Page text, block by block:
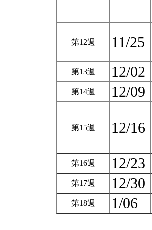
第12週 11/25
第13週 12/02
第14週 12/09
第15週 12/16
第16週 12/23
第17週 12/30
第18週 1/06